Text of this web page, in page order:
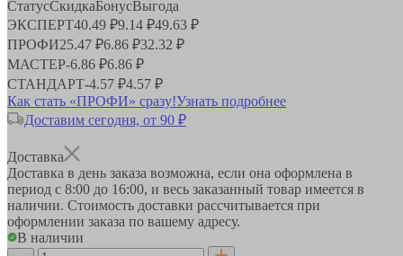
СтатусСкидкаБонусВыгода
ЭКСПЕРТ40.49 ₽9.14 ₽49.63 ₽
ПРОФИ25.47 ₽6.86 ₽32.32 ₽
МАСТЕР-6.86 ₽6.86 ₽
СТАНДАРТ-4.57 ₽4.57 ₽
Как стать «ПРОФИ» сразу!Узнать подробнее
Доставим сегодня, от 90 ₽
Доставка
Доставка в день заказа возможна, если она оформлена в
период с 8:00 до 16:00, и весь заказанный товар имеется в
наличии. Стоимость доставки рассчитывается при
оформлении заказа по вашему адресу.
В наличии